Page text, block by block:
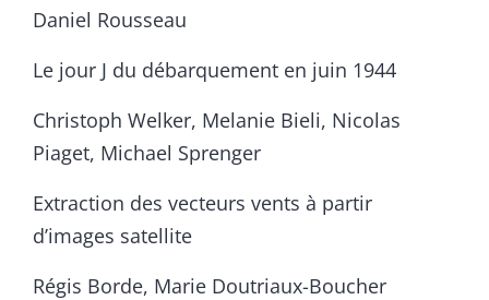
Daniel Rousseau
Le jour J du débarquement en juin 1944
Christoph Welker, Melanie Bieli, Nicolas
Piaget, Michael Sprenger
Extraction des vecteurs vents à partir
d’images satellite
Régis Borde, Marie Doutriaux-Boucher